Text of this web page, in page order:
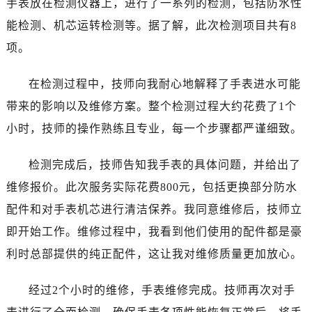
哈尔滨市道里区友谊西路600号富力中心T2座写字楼29层03室（需提前预约）
大连市中山区人民路15号国际金融大厦7层G室（需提前预约）
无锡市梁溪区人民中路139号恒隆广场写字楼1座11层1104室（需提前预约）
南通市崇川区工农路57号圆融广场写字楼16层1603室（需提前预约）
苏州市苏州工业园区星港街199号苏州中心办公楼C座22层08室（需提前预约）
南宁市青秀区金湖路59号地王大厦12楼1224室（需提前预约）
合肥市蜀山区潜山路111号万象城华润大厦B座12楼03室（需提前预约）
烟台市芝罘区胜利路139号万达金融中心A座907室（需提前预约）
长春市朝阳区西安大路727号中银大厦A座(旺进大厦)18层09室（需提前预约）
昆明市盘龙区北京路928号同德昆明广场写字楼10层06室（需提前预约）
手表放在检测仪器上，进行了一系列的检测，包括防水性
能检测、机芯运转检测等。据了解，此次检测项目共有8
项。
在检测过程中，技师向我耐心地解释了手表进水可能
带来的影响以及维修方案。整个检测过程大约花费了1个
小时，技师的操作熟练且专业，每一个步骤都严谨细致。
检测完成后，技师告知我手表的具体问题，并给出了
维修报价。此次服务实际花费800元，包括更换部分防水
配件和对手表机芯进行清洁保养。我同意维修后，技师立
即开始工作。维修过程中，我看到他们使用的配件都是豪
利时总部提供的纯正配件，这让我对维修质量更加放心。
经过2个小时的维修，手表维修完成。技师再次对手